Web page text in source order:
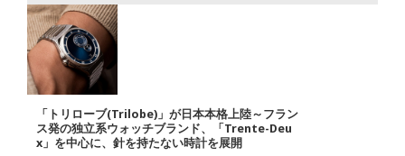
「トリローブ(Trilobe)」が日本本格上陸～フラン
ス発の独立系ウォッチブランド、「Trente-Deu
x」を中心に、針を持たない時計を展開